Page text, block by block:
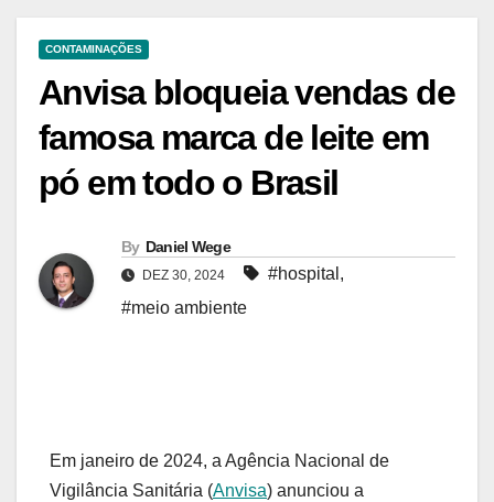
CONTAMINAÇÕES
Anvisa bloqueia vendas de
famosa marca de leite em
pó em todo o Brasil
By Daniel Wege
DEZ 30, 2024 #hospital ,
#meio ambiente
Em janeiro de 2024, a Agência Nacional de
Vigilância Sanitária (Anvisa) anunciou a